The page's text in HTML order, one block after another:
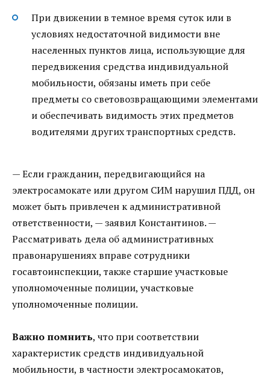
При движении в темное время суток или в
условиях недостаточной видимости вне
населенных пунктов лица, использующие для
передвижения средства индивидуальной
мобильности, обязаны иметь при себе
предметы со световозвращающими элементами
и обеспечивать видимость этих предметов
водителями других транспортных средств.
— Если гражданин, передвигающийся на
электросамокате или другом СИМ нарушил ПДД, он
может быть привлечен к административной
ответственности, — заявил Константинов. —
Рассматривать дела об административных
правонарушениях вправе сотрудники
госавтоинспекции, также старшие участковые
уполномоченные полиции, участковые
уполномоченные полиции.
Важно помнить, что при соответствии
характеристик средств индивидуальной
мобильности, в частности электросамокатов,